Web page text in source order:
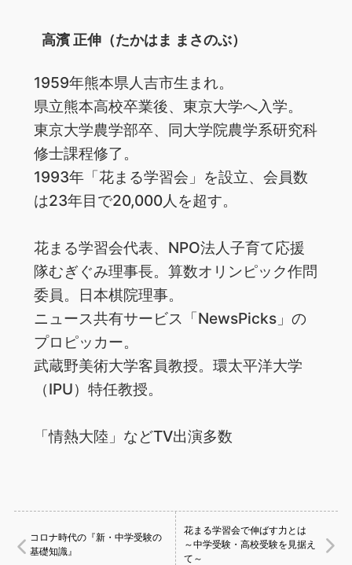
高濱 正伸（たかはま まさのぶ）
1959年熊本県人吉市生まれ。
県立熊本高校卒業後、東京大学へ入学。
東京大学農学部卒、同大学院農学系研究科
修士課程修了。
1993年「花まる学習会」を設立、会員数
は23年目で20,000人を超す。
花まる学習会代表、NPO法人子育て応援
隊むぎぐみ理事長。算数オリンピック作問
委員。日本棋院理事。
ニュース共有サービス「NewsPicks」の
プロピッカー。
武蔵野美術大学客員教授。環太平洋大学
（IPU）特任教授。
「情熱大陸」などTV出演多数
コロナ時代の『新・中学受験の
基礎知識』
花まる学習会で伸ばす力とは
～中学受験・高校受験を見据え
て～